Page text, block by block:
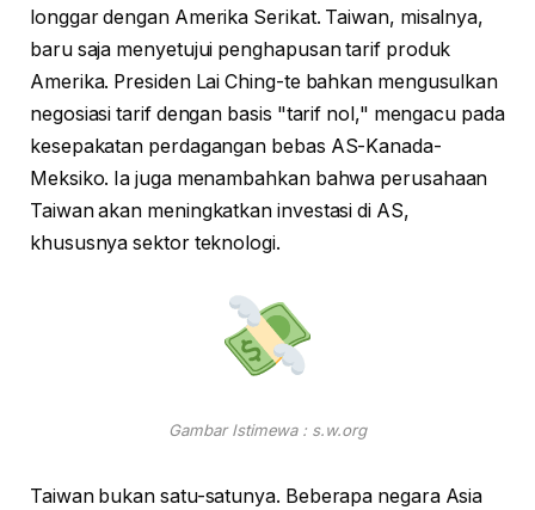
longgar dengan Amerika Serikat. Taiwan, misalnya,
baru saja menyetujui penghapusan tarif produk
Amerika. Presiden Lai Ching-te bahkan mengusulkan
negosiasi tarif dengan basis "tarif nol," mengacu pada
kesepakatan perdagangan bebas AS-Kanada-
Meksiko. Ia juga menambahkan bahwa perusahaan
Taiwan akan meningkatkan investasi di AS,
khususnya sektor teknologi.
Gambar Istimewa : s.w.org
Taiwan bukan satu-satunya. Beberapa negara Asia